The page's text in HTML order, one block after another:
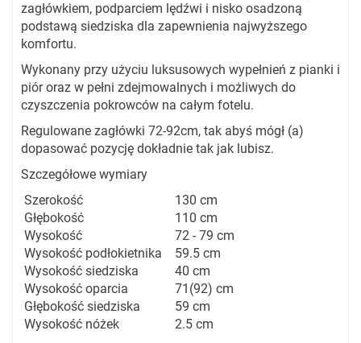
zagłówkiem, podparciem lędźwi i nisko osadzoną
podstawą siedziska dla zapewnienia najwyższego
komfortu.
Wykonany przy użyciu luksusowych wypełnień z pianki i
piór oraz w pełni zdejmowalnych i możliwych do
czyszczenia pokrowców na całym fotelu.
Regulowane zagłówki 72-92cm, tak abyś mógł (a)
dopasować pozycję dokładnie tak jak lubisz.
Szczegółowe wymiary
Szerokość
130 cm
Głębokość
110 cm
Wysokość
72 - 79 cm
Wysokość podłokietnika
59.5 cm
Wysokość siedziska
40 cm
Wysokość oparcia
71(92) cm
Głębokość siedziska
59 cm
Wysokość nóżek
2.5 cm